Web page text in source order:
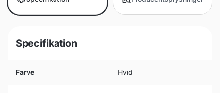
Specifikation
Farve Hvid